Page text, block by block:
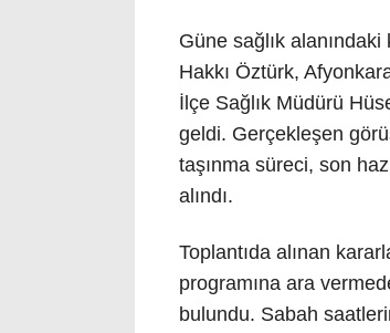
Güne sağlık
Hakkı Öztürk,
İlçe Sağlık Müdürü
geldi. Gerçekleşen
taşınma süreci, son
alındı.
Toplantıda alınan
programına ara
bulundu. Sabah